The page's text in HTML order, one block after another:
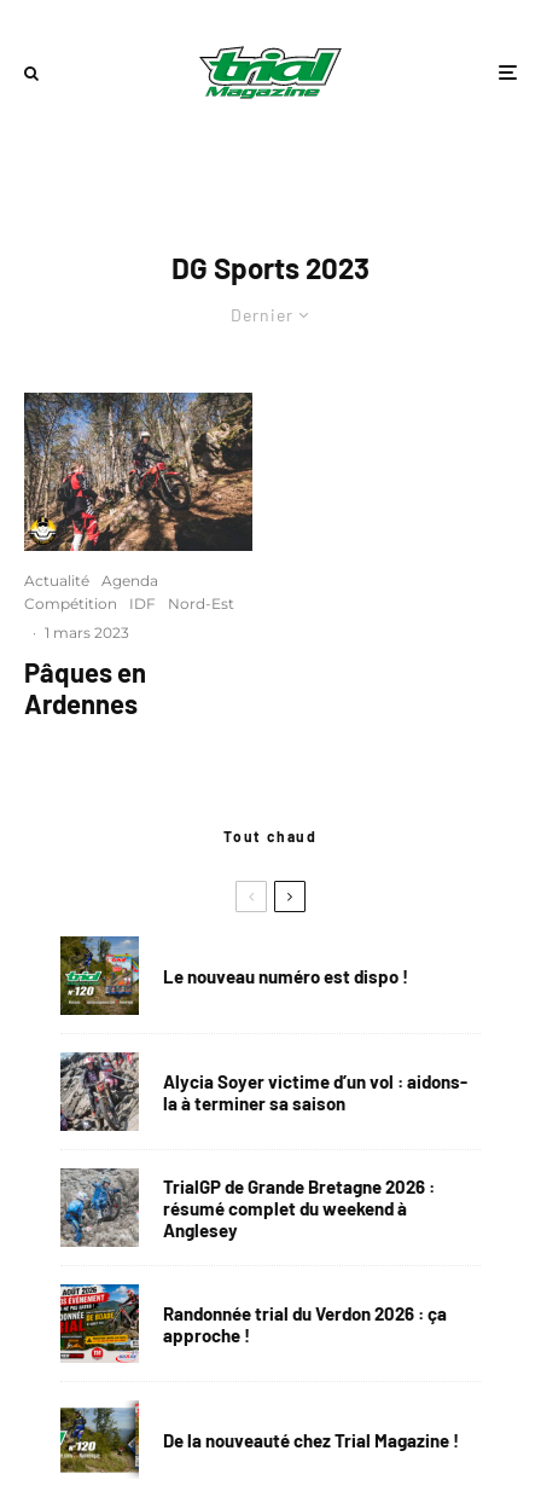
DG Sports 2023
Dernier
Actualité
Agenda
Compétition
IDF
Nord-Est
· 1 mars 2023
Pâques en
Ardennes
Tout chaud
Le nouveau numéro est dispo !
Alycia Soyer victime d’un vol : aidons-
la à terminer sa saison
TrialGP de Grande Bretagne 2026 :
résumé complet du weekend à
Anglesey
Randonnée trial du Verdon 2026 : ça
approche !
De la nouveauté chez Trial Magazine !